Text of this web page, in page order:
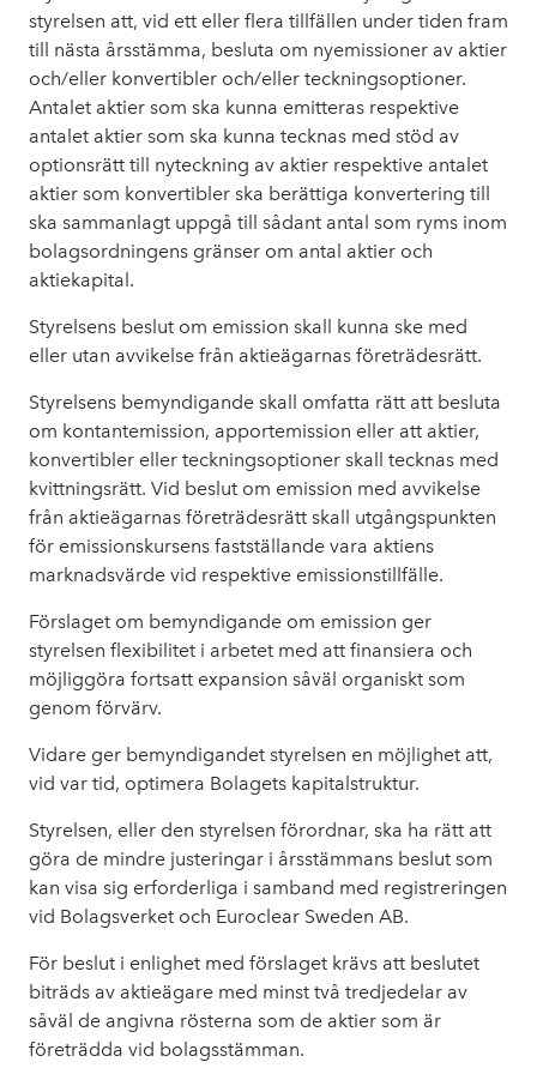
styrelsen att, vid ett eller flera tillfällen under tiden fram
till nästa årsstämma, besluta om nyemissioner av aktier
och/eller konvertibler och/eller teckningsoptioner.
Antalet aktier som ska kunna emitteras respektive
antalet aktier som ska kunna tecknas med stöd av
optionsrätt till nyteckning av aktier respektive antalet
aktier som konvertibler ska berättiga konvertering till
ska sammanlagt uppgå till sådant antal som ryms inom
bolagsordningens gränser om antal aktier och
aktiekapital.
Styrelsens beslut om emission skall kunna ske med
eller utan avvikelse från aktieägarnas företrädesrätt.
Styrelsens bemyndigande skall omfatta rätt att besluta
om kontantemission, apportemission eller att aktier,
konvertibler eller teckningsoptioner skall tecknas med
kvittningsrätt. Vid beslut om emission med avvikelse
från aktieägarnas företrädesrätt skall utgångspunkten
för emissionskursens fastställande vara aktiens
marknadsvärde vid respektive emissionstillfälle.
Förslaget om bemyndigande om emission ger
styrelsen flexibilitet i arbetet med att finansiera och
möjliggöra fortsatt expansion såväl organiskt som
genom förvärv.
Vidare ger bemyndigandet styrelsen en möjlighet att,
vid var tid, optimera Bolagets kapitalstruktur.
Styrelsen, eller den styrelsen förordnar, ska ha rätt att
göra de mindre justeringar i årsstämmans beslut som
kan visa sig erforderliga i samband med registreringen
vid Bolagsverket och Euroclear Sweden AB.
För beslut i enlighet med förslaget krävs att beslutet
biträds av aktieägare med minst två tredjedelar av
såväl de angivna rösterna som de aktier som är
företrädda vid bolagsstämman.